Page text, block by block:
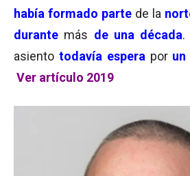
había formado parte de la
durante más de una década.
asiento todavía espera por
Ver artículo 2019